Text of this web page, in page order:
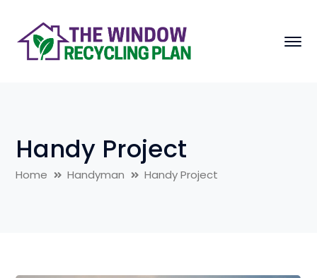
Handy Project
Home Handyman Handy Project